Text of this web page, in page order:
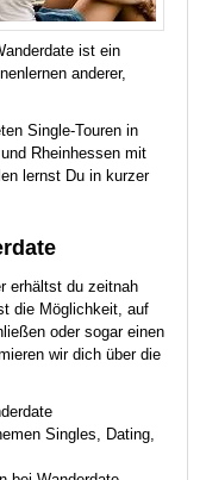
ist ein
anderer,
Single-Touren in
Rheinhessen mit
lernst Du in kurzer
erhältst du zeitnah
die Möglichkeit, auf
oder sogar einen
wir dich über die
Singles, Dating,